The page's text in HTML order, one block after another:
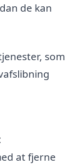
de kan
som
at fjerne